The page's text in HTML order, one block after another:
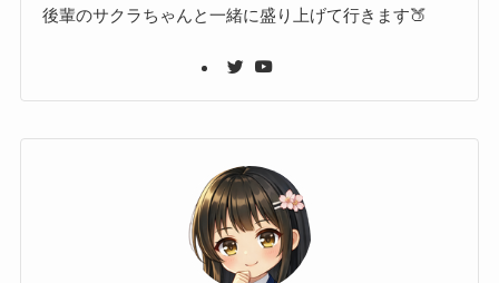
後輩のサクラちゃんと一緒に盛り上げて行きます🍑